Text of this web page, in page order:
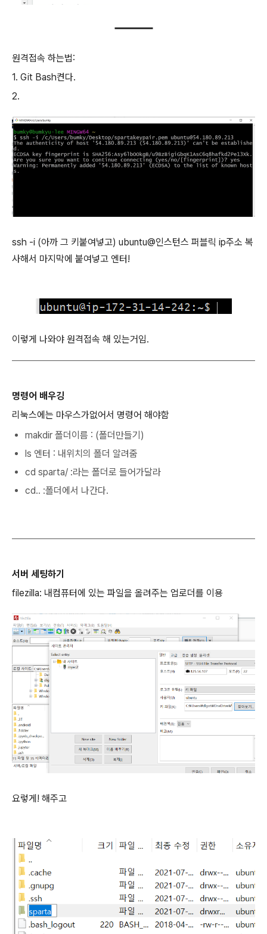
원격접속 하는법:
1. Git Bash켠다.
2.
ssh -i (아까 그 키붙여넣고) ubuntu@인스턴스 퍼블릭 ip주소 복
사해서 마지막에 붙여넣고 엔터!
이렇게 나와야 원격접속 해 있는거임.
명령어 배우깅
리눅스에는 마우스가없어서 명령어 해야함
makdir 폴더이름 : (폴더만들기)
ls 엔터 : 내위치의 폴더 알려줌
cd sparta/ :라는 폴더로 들어가달라
cd.. :폴더에서 나간다.
서버 세팅하기
filezilla: 내컴퓨터에 있는 파일을 올려주는 업로더를 이용
요렇게! 해주고